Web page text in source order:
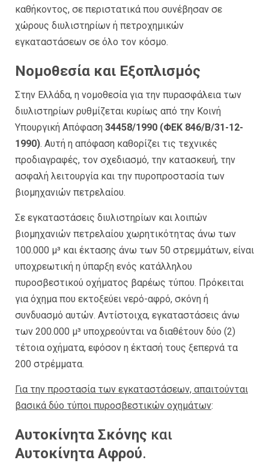
καθήκοντος, σε περιστατικά που συνέβησαν σε
χώρους διυλιστηρίων ή πετροχημικών
εγκαταστάσεων σε όλο τον κόσμο.
Νομοθεσία και Εξοπλισμός
Στην Ελλάδα, η νομοθεσία για την πυρασφάλεια των
διυλιστηρίων ρυθμίζεται κυρίως από την Κοινή
Υπουργική Απόφαση 34458/1990 (ΦΕΚ 846/Β/31-12-
1990). Αυτή η απόφαση καθορίζει τις τεχνικές
προδιαγραφές, τον σχεδιασμό, την κατασκευή, την
ασφαλή λειτουργία και την πυροπροστασία των
βιομηχανιών πετρελαίου.
Σε εγκαταστάσεις διυλιστηρίων και λοιπών
βιομηχανιών πετρελαίου χωρητικότητας άνω των
100.000 μ³ και έκτασης άνω των 50 στρεμμάτων, είναι
υποχρεωτική η ύπαρξη ενός κατάλληλου
πυροσβεστικού οχήματος βαρέως τύπου. Πρόκειται
για όχημα που εκτοξεύει νερό-αφρό, σκόνη ή
συνδυασμό αυτών. Αντίστοιχα, εγκαταστάσεις άνω
των 200.000 μ³ υποχρεούνται να διαθέτουν δύο (2)
τέτοια οχήματα, εφόσον η έκτασή τους ξεπερνά τα
200 στρέμματα.
Για την προστασία των εγκαταστάσεων, απαιτούνται
βασικά δύο τύποι πυροσβεστικών οχημάτων:
Αυτοκίνητα Σκόνης και
Αυτοκίνητα Αφρού.